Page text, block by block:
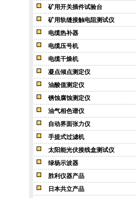
矿用开关插件试验台
矿用轨缝接触电阻测试仪
电缆热补器
电缆压号机
电缆干燥机
凝点倾点测定仪
油酸值测定仪
锈蚀腐蚀测定仪
油气相色谱仪
自动界面张力仪
手提式过滤机
太阳能光伏接线盒测试仪
绿杨示波器
胜利仪器产品
日本共立产品